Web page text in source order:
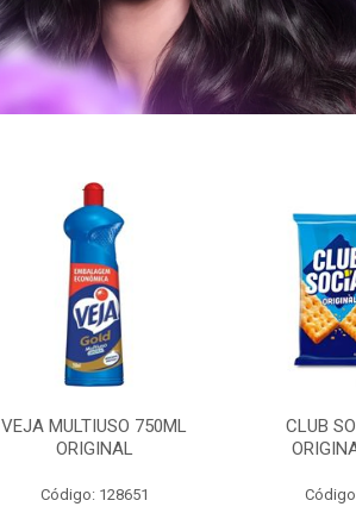
VEJA MULTIUSO 750ML
ORIGINAL
Código: 128651
CLUB